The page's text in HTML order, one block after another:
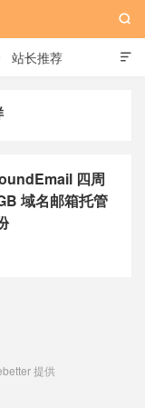

站长推荐

四周
域名邮箱托管
提供